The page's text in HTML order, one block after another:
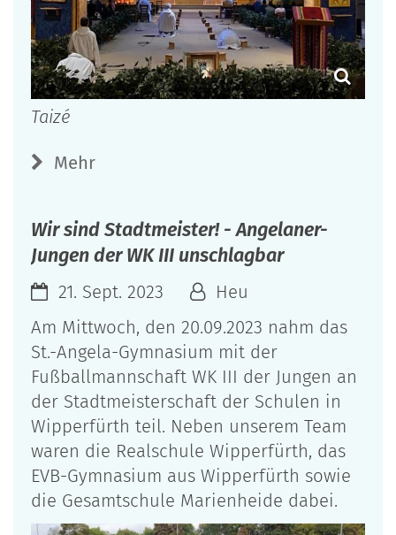
Taizé
Mehr
Wir sind Stadtmeister! - Angelaner-
Jungen der WK III unschlagbar
21. Sept. 2023
Heu
Am Mittwoch, den 20.09.2023 nahm das
St.-Angela-Gymnasium mit der
Fußballmannschaft WK III der Jungen an
der Stadtmeisterschaft der Schulen in
Wipperfürth teil. Neben unserem Team
waren die Realschule Wipperfürth, das
EVB-Gymnasium aus Wipperfürth sowie
die Gesamtschule Marienheide dabei.